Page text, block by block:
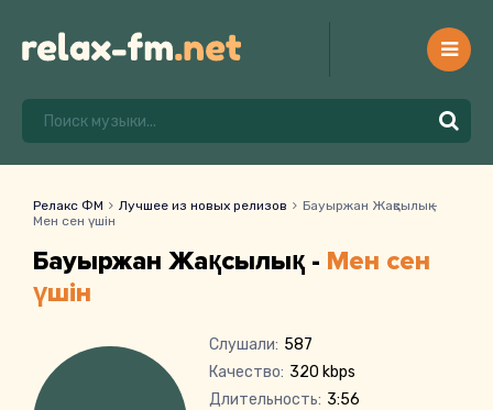
Релакс ФМ Лучшее из новых релизов
Бауыржан Жақсылық -
Мен сен үшін
Бауыржан Жақсылық - Мен сен
үшін
Слушали: 587
Качество: 320 kbps
Длительность: 3:56